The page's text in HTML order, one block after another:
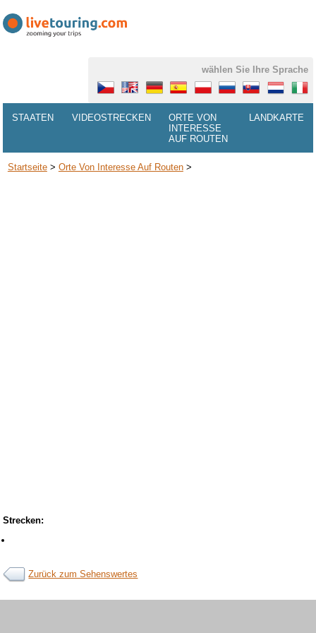
wählen Sie Ihre Sprache
STAATEN VIDEOSTRECKEN
ORTE VON
INTERESSE
AUF ROUTEN
LANDKARTE
Startseite> Orte Von Interesse Auf Routen>
Strecken:
Zurück zum Sehenswertes